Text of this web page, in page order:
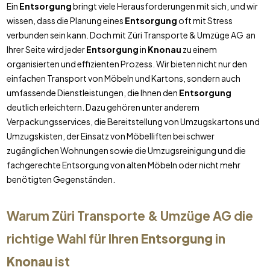
Ein Entsorgungbringt viele Herausforderungen mit sich, und wir
wissen, dass die Planung eines Entsorgungoft mit Stress
verbunden sein kann. Doch mit Züri Transporte & Umzüge AG an
Ihrer Seite wird jederEntsorgungin Knonau zu einem
organisierten und effizienten Prozess. Wir bieten nicht nur den
einfachen Transport von Möbeln und Kartons, sondern auch
umfassende Dienstleistungen, die Ihnen den Entsorgung
deutlich erleichtern. Dazu gehören unter anderem
Verpackungsservices, die Bereitstellung von Umzugskartons und
Umzugskisten, der Einsatz von Möbelliften bei schwer
zugänglichen Wohnungen sowie die Umzugsreinigung und die
fachgerechte Entsorgung von alten Möbeln oder nicht mehr
benötigten Gegenständen.
Warum Züri Transporte & Umzüge AG die
richtige Wahl für Ihren Entsorgung in
Knonauist